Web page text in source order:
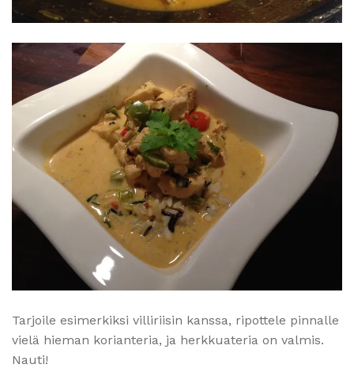
Tarjoile esimerkiksi villiriisin kanssa, ripottele pinnalle
vielä hieman korianteria, ja herkkuateria on valmis.
Nauti!